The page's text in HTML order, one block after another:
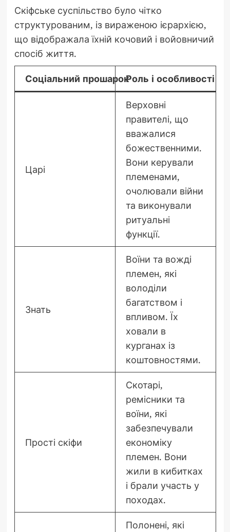
Скіфське суспільство було чітко
структурованим, із вираженою ієрархією,
що відображала їхній кочовий і войовничий
спосіб життя.
Соціальний прошарокРоль і особливості
Царі
Верховні
правителі, що
вважалися
божественними.
Вони керували
племенами,
очолювали війни
та виконували
ритуальні
функції.
Знать
Воїни та вожді
племен, які
володіли
багатством і
впливом. Їх
ховали в
курганах із
коштовностями.
Прості скіфи
Скотарі,
ремісники та
воїни, які
забезпечували
економіку
племен. Вони
жили в кибитках
і брали участь у
походах.
Полонені, які